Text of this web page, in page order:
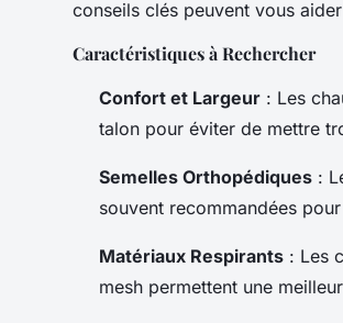
conseils clés peuvent vous
Caractéristiques à Rechercher
Confort et Largeur : Les
talon pour éviter de mettre
Semelles Orthopédiques :
souvent recommandées
Matériaux Respirants : Les
mesh permettent une